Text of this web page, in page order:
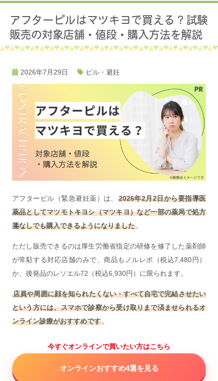
アフターピルはマツキヨで買える？試験
販売の対象店舗・値段・購入方法を解説
2026年7月29日 ピル・避妊
アフターピル（緊急避妊薬）は、
2026年2月2日から要指導医
薬品としてマツモトキヨシ（マツキヨ）など一部の薬局で処方
箋なしでも購入できるようになりました。
ただし販売できるのは厚生労働省指定の研修を修了した薬剤師
が常駐する対応店舗のみで、商品もノルレボ（税込7,480円）
か、後発品のレソエル72（税込6,930円）に限られます。
店員や周囲に顔を知られたくない・すべて自宅で完結させたい
という方には、スマホで診察から受け取りまで済ませられるオ
ンライン診療がおすすめです。
今すぐオンラインで買いたい方はこちら
オンラインおすすめ4選を見る